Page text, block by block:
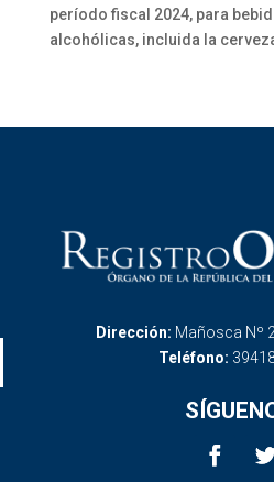
período fiscal 2024, para
alcohólicas, incluida la
Dirección: Mañosca Nº
Teléfono: